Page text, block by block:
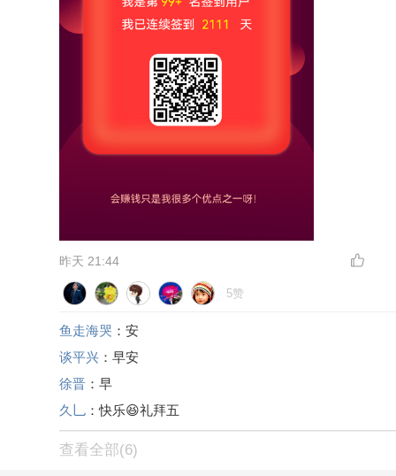
昨天 21:44
5赞
鱼走海哭 ：安
谈平兴 ：早安
徐晋 ：早
久乚 ：快乐😆礼拜五
查看全部(6)